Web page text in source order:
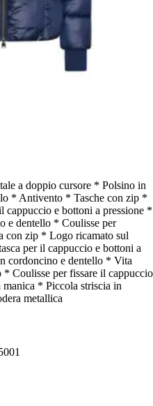
a doppio cursore * Polsino in
* Antivento * Tasche con zip *
cappuccio e bottoni a pressione *
e dentello * Coulisse per
con zip * Logo ricamato sul
per il cappuccio e bottoni a
cordoncino e dentello * Vita
Coulisse per fissare il cappuccio
* Piccola striscia in
metallica